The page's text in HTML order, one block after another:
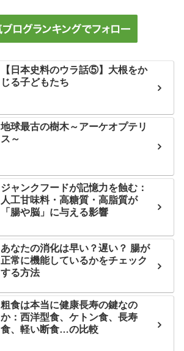
【日本史料のウラ話⑤】大根をか
じる子どもたち
地球最古の樹木～アーケオプテリ
ス～
ジャンクフードが記憶力を蝕む：
人工甘味料・高糖質・高脂質が
「腸や脳」に与える影響
あなたの消化は早い？遅い？ 腸が
正常に機能しているかをチェック
する方法
粗食は本当に健康長寿の鍵なの
か：西洋型食、ケトン食、長寿
食、軽い断食…の比較